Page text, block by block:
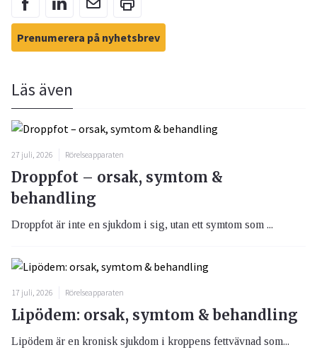
Prenumerera på nyhetsbrev
Läs även
27 juli, 2026 Rörelseapparaten
Droppfot – orsak, symtom &
behandling
Droppfot är inte en sjukdom i sig, utan ett symtom som ...
17 juli, 2026 Rörelseapparaten
Lipödem: orsak, symtom & behandling
Lipödem är en kronisk sjukdom i kroppens fettvävnad som...